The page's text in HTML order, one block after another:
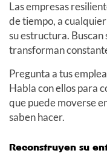
Las empresas
de tiempo, a
su estructura.
transforman
Pregunta a tus
Habla con ellos para
que puede moverse
saben hacer.
Reconstruyen su